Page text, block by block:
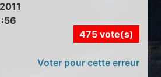
475 vote(s)
Voter pour cette erreur